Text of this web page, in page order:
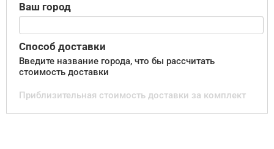
Ваш город
Способ доставки
Введите название города, что бы рассчитать
стоимость доставки
Приблизительная стоимость доставки за комплект